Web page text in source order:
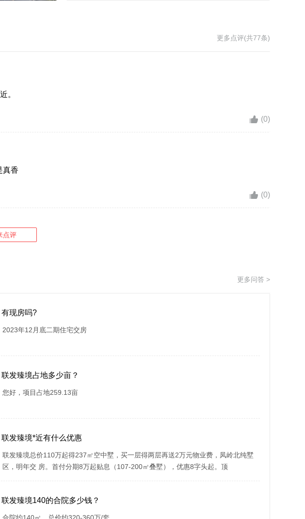
更多点评(共77条)
。
(0)
真香
(0)
点评
更多问答 >
有现房吗?
2023年12月底二期住宅交房
联发臻境占地多少亩？
您好，项目占地259.13亩
联发臻境*近有什么优惠
联发臻境总价110万起得237㎡空中墅，买一层得两层再送2万元物业费，凤岭北纯墅
区，明年交 房。首付分期8万起贴息（107-200㎡叠墅），优惠8字头起。顶
联发臻境140的合院多少钱？